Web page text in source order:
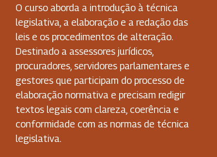
O curso aborda a introdução à técnica
legislativa, a elaboração e a redação das
leis e os procedimentos de alteração.
Destinado a assessores jurídicos,
procuradores, servidores parlamentares e
gestores que participam do processo de
elaboração normativa e precisam redigir
textos legais com clareza, coerência e
conformidade com as normas de técnica
legislativa.